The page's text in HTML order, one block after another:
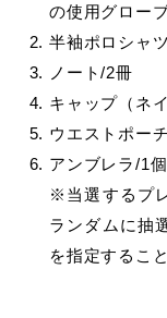
の使用グロー
半袖ポロシャ
ノート/2冊
キャップ（ネ
ウエストポー
アンブレラ/1個
※当選するプ
ランダムに抽
を指定するこ